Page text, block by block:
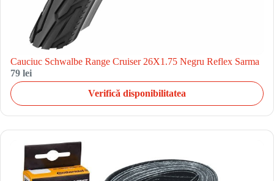
Cauciuc Schwalbe Range Cruiser 26X1.75 Negru Reflex Sarma
79 lei
Verifică disponibilitatea